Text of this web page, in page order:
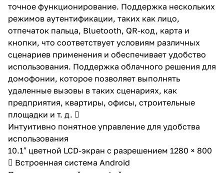
точное функционирование. Поддержка нескольких
режимов аутентификации, таких как лицо,
отпечаток пальца, Bluetooth, QR-код, карта и
кнопки, что соответствует условиям различных
сценариев применения и обеспечивает удобство
использования. Поддержка облачного решения для
домофонии, которое позволяет выполнять
удаленные вызовы в таких сценариях, как
предприятия, квартиры, офисы, строительные
площадки и т. д. 
Интуитивно понятное управление для удобства
использования
10.1″ цветной LCD-экран с разрешением 1280 × 800
 Встроенная система Android